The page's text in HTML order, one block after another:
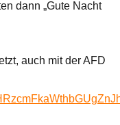
dann „Gute Nacht
auch mit der AFD